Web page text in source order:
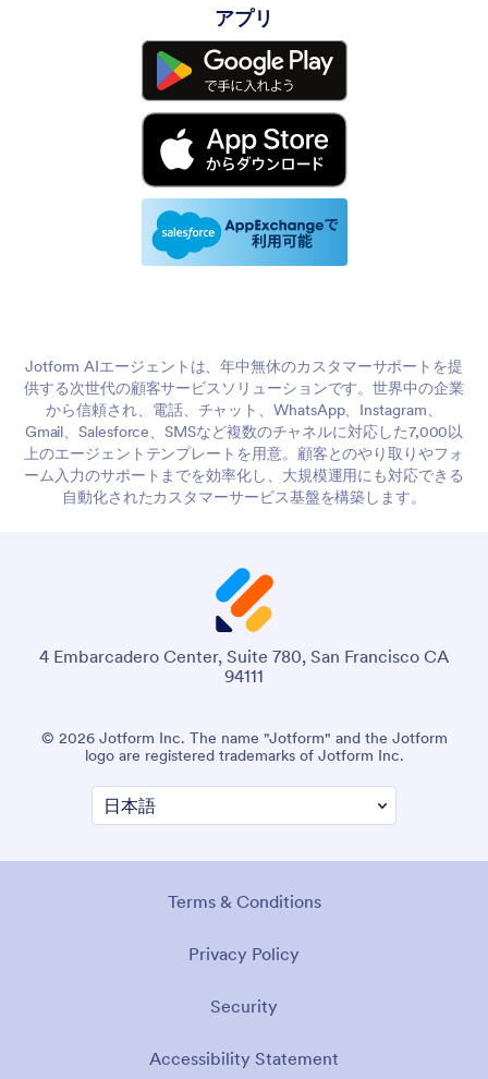
アプリ
Jotform AIエージェントは、年中無休のカスタマーサポートを提
供する次世代の顧客サービスソリューションです。世界中の企業
から信頼され、電話、チャット、WhatsApp、Instagram、
Gmail、Salesforce、SMSなど複数のチャネルに対応した7,000以
上のエージェントテンプレートを用意。顧客とのやり取りやフォ
ーム入力のサポートまでを効率化し、大規模運用にも対応できる
自動化されたカスタマーサービス基盤を構築します。
4 Embarcadero Center, Suite 780, San Francisco CA
94111
© 2026 Jotform Inc. The name "Jotform" and the Jotform
logo are registered trademarks of Jotform Inc.
Terms & Conditions
Privacy Policy
Security
Accessibility Statement